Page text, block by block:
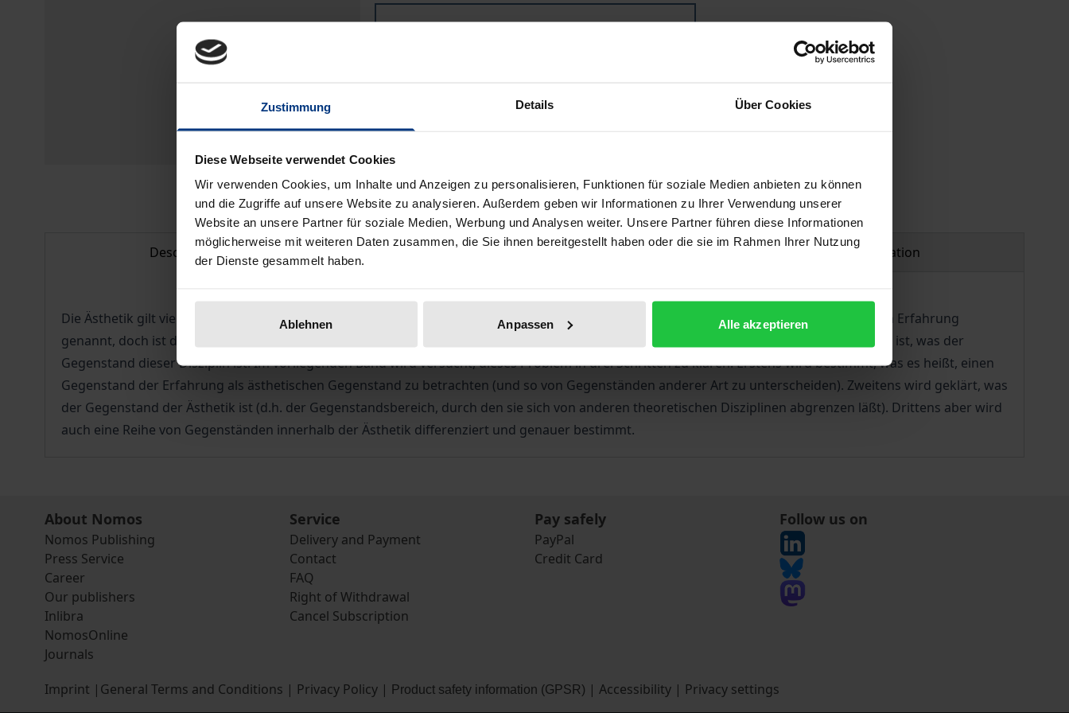
Zustimmung Details Über Cookies
Diese Webseite verwendet Cookies
Wir verwenden Cookies, um Inhalte und Anzeigen zu personalisieren, Funktionen für soziale Medien anbieten zu können
und die Zugriffe auf unsere Website zu analysieren. Außerdem geben wir Informationen zu Ihrer Verwendung unserer
Website an unsere Partner für soziale Medien, Werbung und Analysen weiter. Unsere Partner führen diese Informationen
möglicherweise mit weiteren Daten zusammen, die Sie ihnen bereitgestellt haben oder die sie im Rahmen Ihrer Nutzung
der Dienste gesammelt haben.
Ablehnen Anpassen Alle akzeptieren
Book
€29.50
Description Bibliographical data Product safety information
Die Ästhetik gilt vielen als schwächste aller wissenschaftlichen Disziplinen. Als Grund dafür wird zwar oft die Subjektivität der ästhetischen Erfahrung
genannt, doch ist die 'Grundlagenkrise' der Ästhetik nicht allgemein mit Bezug darauf zu erklären. Viel schwerer wiegt, daß bislang unklar ist, was der
Gegenstand dieser Disziplin ist. Im vorliegenden Band wird versucht, dieses Problem in drei Schritten zu klären: Erstens wird bestimmt, was es heißt, einen
Gegenstand der Erfahrung als ästhetischen Gegenstand zu betrachten (und so von Gegenständen anderer Art zu unterscheiden). Zweitens wird geklärt, was
der Gegenstand der Ästhetik ist (d.h. der Gegenstandsbereich, durch den sie sich von anderen theoretischen Disziplinen abgrenzen läßt). Drittens aber wird
auch eine Reihe von Gegenständen innerhalb der Ästhetik differenziert und genauer bestimmt.
About Nomos
Nomos Publishing
Press Service
Career
Our publishers
Inlibra
NomosOnline
Journals
Service
Delivery and Payment
Contact
FAQ
Right of Withdrawal
Cancel Subscription
Pay safely
PayPal
Credit Card
Follow us on
Imprint | General Terms and Conditions | Privacy Policy | Product safety information (GPSR) | Accessibility | Privacy settings